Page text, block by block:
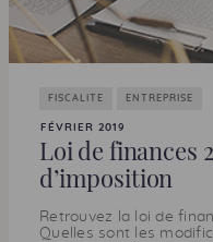
FISCALITE ENTREPRISE
FÉVRIER 2019
Loi de finances
d’imposition
Retrouvez la loi de
Quelles sont les